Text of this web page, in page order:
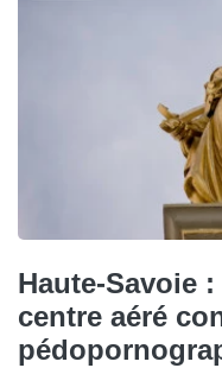
Haute-Savoie
centre aéré